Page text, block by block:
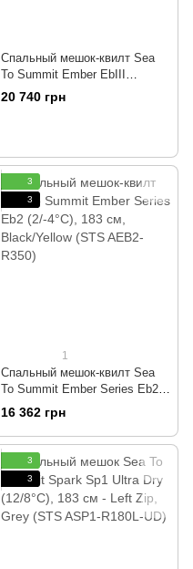
Спальный мешок-квилт Sea
To Summit Ember EbIII
(-4/-10°C), 183 см, Dark
Grey/Yellow (STS AEB3-R)
20 740 грн
3
3
1
Спальный мешок-квилт Sea
To Summit Ember Series Eb2
(2/-4°C), 183 см, Black/Yellow
(STS AEB2-R350)
16 362 грн
3
3